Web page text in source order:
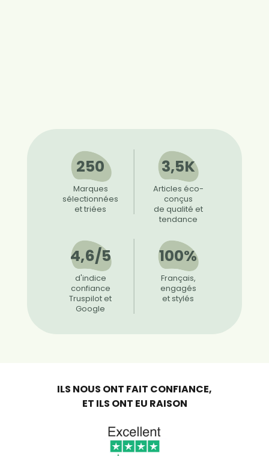
250
Marques
sélectionnées
et triées
3,5K
Articles éco-
conçus
de qualité et
tendance
4,6/5
d'indice
confiance
Truspilot et
Google
100%
Français,
engagés
et stylés
ILS NOUS ONT FAIT CONFIANCE,
ET ILS ONT EU RAISON